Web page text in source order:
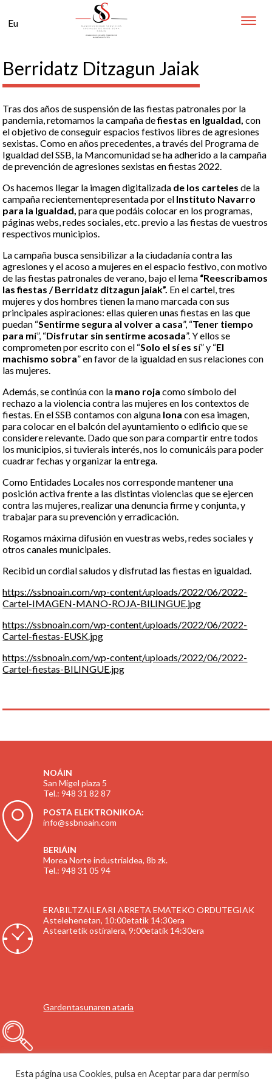
Eu
Toggle
Berridatz Ditzagun Jaiak
Tras dos años de suspensión de las fiestas patronales por la
pandemia, retomamos la campaña defiestas en Igualdad, con
el objetivo de conseguir espacios festivos libres de agresiones
sexistas Como en años precedentes, a través del Programa de
Igualdad del SSB, la Mancomunidad se ha adherido a la campaña
de prevención de agresiones sexistas en fiestas 2022.
Os hacemos llegar la imagen digitalizada de los cartelesde la
campaña recientementepresentada por el Instituto Navarro
para la Igualdad,para que podáis colocar en los programas,
páginas webs, redes sociales, etc. previo a las fiestas de vuestros
respectivos municipios.
La campaña busca sensibilizar a la ciudadanía contra las
agresiones y el acoso a mujeres en el espacio festivo, con motivo
de las fiestas patronales de verano, bajo el lema “Reescribamos
las fiestas / Berridatz ditzagun jaiak”. En el cartel, tres
mujeres y dos hombres tienen la mano marcada con sus
principales aspiraciones: ellas quieren unas fiestas en las que
puedan “Sentirme segura al volver a casa”, “Tener tiempo
para mí”, “Disfrutar sin sentirme acosada”. Y ellos se
comprometen por escrito con el “Solo el sí es sí” y “El
machismo sobra” en favor de la igualdad en sus relaciones con
las mujeres.
Además, se continúa con la mano roja como símbolo del
rechazo a la violencia contra las mujeres en los contextos de
fiestas. En el SSB contamos con alguna lona con esa imagen,
para colocar en el balcón del ayuntamiento o edificio que se
considere relevante. Dado que son para compartir entre todos
los municipios, si tuvierais interés, nos lo comunicáis para poder
cuadrar fechas y organizar la entrega.
Como Entidades Locales nos corresponde mantener una
posición activa frente a las distintas violencias que se ejercen
contra las mujeres, realizar una denuncia firme y conjunta, y
trabajar para su prevención y erradicación.
Rogamos máxima difusión en vuestras webs, redes sociales y
otros canales municipales.
Recibid un cordial saludos y disfrutad las fiestas en igualdad.
https://ssbnoain.com/wp-content/uploads/2022/06/2022-
Cartel-IMAGEN-MANO-ROJA-BILINGUE.jpg
https://ssbnoain.com/wp-content/uploads/2022/06/2022-
Cartel-fiestas-EUSK.jpg
https://ssbnoain.com/wp-content/uploads/2022/06/2022-
Cartel-fiestas-BILINGUE.jpg
NOÁIN
San Migel plaza 5
Tel.: 948 31 82 87
POSTA ELEKTRONIKOA:
info@ssbnoain.com
BERIÁIN
Morea Norte industrialdea, 8b zk.
Tel.: 948 31 05 94
ERABILTZAILEARI ARRETA EMATEKO ORDUTEGIAK
Astelehenetan, 10:00etatik 14:30era
Asteartetik ostiralera, 9:00etatik 14:30era
Gardentasunaren ataria
Esta página usa Cookies, pulsa en Aceptar para dar permiso